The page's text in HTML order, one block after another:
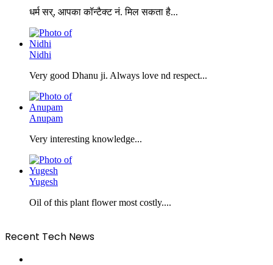
धर्म सर्, आपका कॉन्टैक्ट नं. मिल सकता है...
Nidhi
Very good Dhanu ji. Always love nd respect...
Anupam
Very interesting knowledge...
Yugesh
Oil of this plant flower most costly....
Recent Tech News